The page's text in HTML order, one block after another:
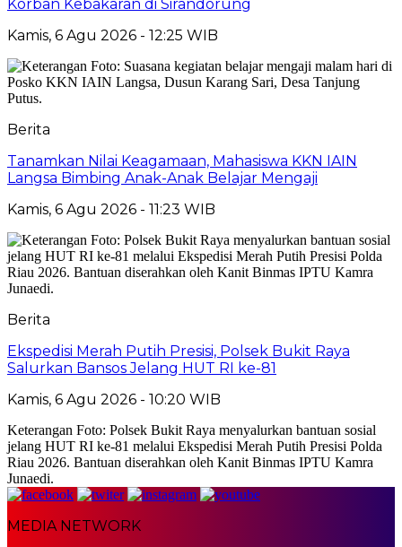
Korban Kebakaran di Sirandorung
Kamis, 6 Agu 2026 - 12:25 WIB
Berita
Tanamkan Nilai Keagamaan, Mahasiswa KKN IAIN
Langsa Bimbing Anak-Anak Belajar Mengaji
Kamis, 6 Agu 2026 - 11:23 WIB
Berita
Ekspedisi Merah Putih Presisi, Polsek Bukit Raya
Salurkan Bansos Jelang HUT RI ke-81
Kamis, 6 Agu 2026 - 10:20 WIB
Keterangan Foto: Polsek Bukit Raya menyalurkan bantuan sosial
jelang HUT RI ke-81 melalui Ekspedisi Merah Putih Presisi Polda
Riau 2026. Bantuan diserahkan oleh Kanit Binmas IPTU Kamra
Junaedi.
MEDIA NETWORK